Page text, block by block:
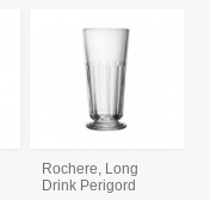
Rochere, Long
Drink Perigord